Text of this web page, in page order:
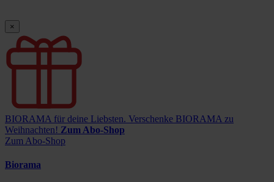
×
BIORAMA für deine Liebsten. Verschenke BIORAMA zu
Weihnachten! Zum Abo-Shop
Zum Abo-Shop
Biorama